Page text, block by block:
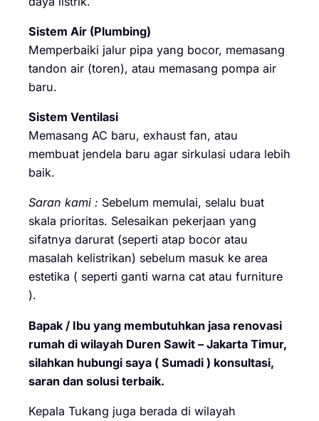
Sistem Air (Plumbing)
Memperbaiki jalur pipa yang bocor, memasang
tandon air (toren), atau memasang pompa air
baru.
Sistem Ventilasi
Memasang AC baru, exhaust fan, atau
membuat jendela baru agar sirkulasi udara lebih
baik.
Saran kami : Sebelum memulai, selalu buat
skala prioritas. Selesaikan pekerjaan yang
sifatnya darurat (seperti atap bocor atau
masalah kelistrikan) sebelum masuk ke area
estetika ( seperti ganti warna cat atau furniture
).
Bapak / Ibu yang membutuhkan jasa renovasi
rumah di wilayah Duren Sawit – Jakarta Timur,
silahkan hubungi saya ( Sumadi ) konsultasi,
saran dan solusi terbaik.
Kepala Tukang juga berada di wilayah